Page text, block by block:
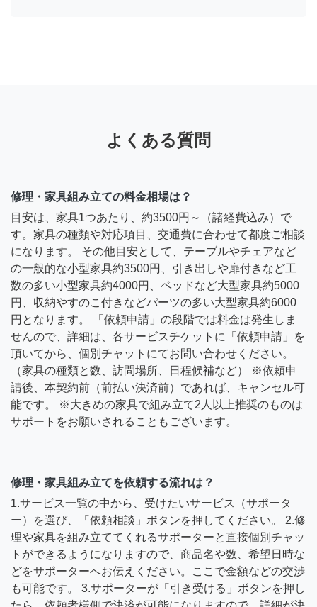
よくある質問
修理・家具組み立ての料金相場は？
目安は、家具1つあたり、約3500円～（諸経費込み）で
す。家具の種類や対応項目、交通費に合わせて都度ご相談
になります。 その他目安として、テーブルやチェアなど
の一般的な小型家具約3500円、引き出しや扉付きなど工
数の多い小型家具約4000円、ベッドなど大型家具約5000
円、収納やすのこ付きなどパーツの多い大型家具約6000
円となります。 「依頼申請」の段階では料金は発生しま
せんので、詳細は、各サービスチケットに「依頼申請」を
頂いてから、個別チャットにてお問い合わせください。
（家具の種類と数、訪問場所、日程候補など） ※依頼申
請後、本契約前（前払い決済前）であれば、キャンセル可
能です。 ※大きめの家具で組み立て2人以上推奨のものは
サポートをお願いされることもございます。
修理・家具組み立てを依頼する流れは？
1.サービス一覧の中から、受けたいサービス（サポータ
ー）を選び、「依頼相談」ボタンを押してください。 2.修
理や家具を組み立ててくれるサポーターと直接個別チャッ
トができるようになりますので、商品名や数、希望日時な
どをサポーターへお伝えください。ここで金額などの交渉
も可能です。 3.サポーターが「引き受ける」ボタンを押し